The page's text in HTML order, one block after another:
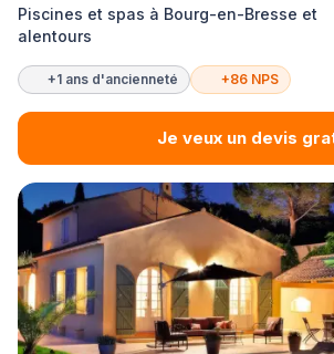
Piscines et spas à Bourg-en-Bresse et
alentours
+1 ans d'ancienneté +86 NPS
Je veux un devis